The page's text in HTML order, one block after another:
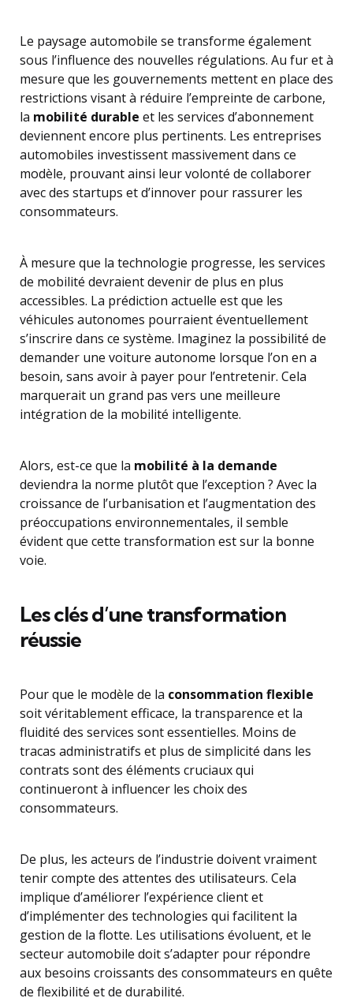
Le paysage automobile se transforme également
sous l’influence des nouvelles régulations. Au fur et à
mesure que les gouvernements mettent en place des
restrictions visant à réduire l’empreinte de carbone,
la mobilité durable et les services d’abonnement
deviennent encore plus pertinents. Les entreprises
automobiles investissent massivement dans ce
modèle, prouvant ainsi leur volonté de collaborer
avec des startups et d’innover pour rassurer les
consommateurs.
À mesure que la technologie progresse, les services
de mobilité devraient devenir de plus en plus
accessibles. La prédiction actuelle est que les
véhicules autonomes pourraient éventuellement
s’inscrire dans ce système. Imaginez la possibilité de
demander une voiture autonome lorsque l’on en a
besoin, sans avoir à payer pour l’entretenir. Cela
marquerait un grand pas vers une meilleure
intégration de la mobilité intelligente.
Alors, est-ce que la mobilité à la demande
deviendra la norme plutôt que l’exception ? Avec la
croissance de l’urbanisation et l’augmentation des
préoccupations environnementales, il semble
évident que cette transformation est sur la bonne
voie.
Les clés d’une transformation
réussie
Pour que le modèle de la consommation flexible
soit véritablement efficace, la transparence et la
fluidité des services sont essentielles. Moins de
tracas administratifs et plus de simplicité dans les
contrats sont des éléments cruciaux qui
continueront à influencer les choix des
consommateurs.
De plus, les acteurs de l’industrie doivent vraiment
tenir compte des attentes des utilisateurs. Cela
implique d’améliorer l’expérience client et
d’implémenter des technologies qui facilitent la
gestion de la flotte. Les utilisations évoluent, et le
secteur automobile doit s’adapter pour répondre
aux besoins croissants des consommateurs en quête
de flexibilité et de durabilité.